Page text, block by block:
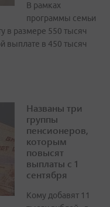
В рамках
программы семьи
в размере 550 тысяч
выплате в 450 тысяч
Названы три
группы
пенсионеров,
которым
повысят
выплаты с 1
сентября
Кому добавят 11